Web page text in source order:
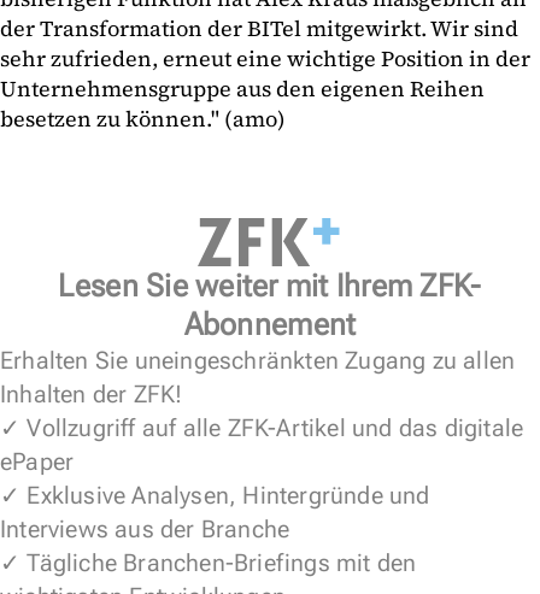
der Transformation der BITel mitgewirkt. Wir sind
sehr zufrieden, erneut eine wichtige Position in der
Unternehmensgruppe aus den eigenen Reihen
besetzen zu können." (amo)
Lesen Sie weiter mit Ihrem ZFK-
Abonnement
Erhalten Sie uneingeschränkten Zugang zu allen
Inhalten der ZFK!
✓ Vollzugriff auf alle ZFK-Artikel und das digitale
ePaper
✓ Exklusive Analysen, Hintergründe und
Interviews aus der Branche
✓ Tägliche Branchen-Briefings mit den